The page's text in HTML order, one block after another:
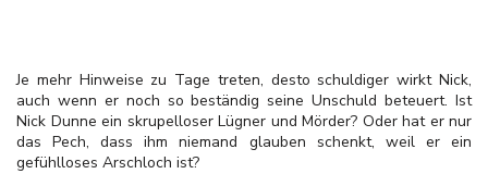
Je mehr Hinweise zu Tage treten, desto schuldiger wirkt Nick,
auch wenn er noch so beständig seine Unschuld beteuert. Ist
Nick Dunne ein skrupelloser Lügner und Mörder? Oder hat er nur
das Pech, dass ihm niemand glauben schenkt, weil er ein
gefühlloses Arschloch ist?